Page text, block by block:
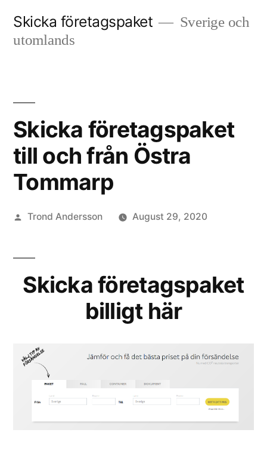
Skicka företagspaket
Sverige och
utomlands
Skicka företagspaket
till och från Östra
Tommarp
Posted
Trond Andersson August 29, 2020
Skicka företagspaket
billigt här